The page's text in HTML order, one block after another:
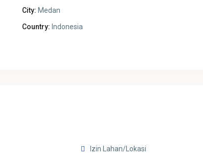
City: Medan
Country: Indonesia
Izin Lahan/Lokasi